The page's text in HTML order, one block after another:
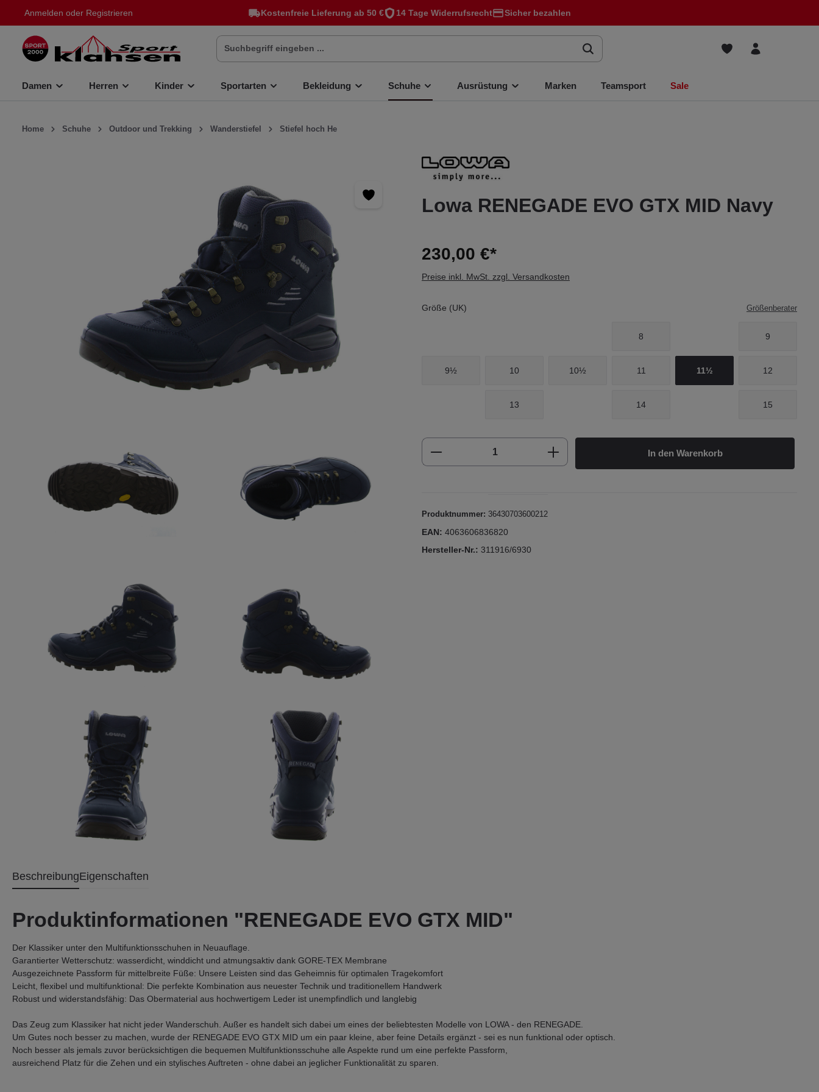
springen Kostenfreie Lieferung ab 50 € 14 Tage Widerrufsrecht Sicher bezahlen
Anmelden oder Registrieren
Damen Herren Kinder Sportarten Bekleidung Schuhe Ausrüstung Marken Teamsport Sale
Home Schuhe Outdoor und Trekking Wanderstiefel Stiefel hoch He
Lowa RENEGADE EVO GTX MID Navy
230,00 €*
Preise inkl. MwSt. zzgl. Versandkosten
Größe (UK) Größenberater
8 9
9½ 10 10½ 11 11½ 12
13 14 15
Produkt Anzahl: Gib den gewünschten Wert ein oder
In den Warenkorb
Produktnummer: 36430703600212
EAN: 4063606836820
Hersteller-Nr.: 311916/6930
BeschreibungEigenschaften
Produktinformationen "RENEGADE EVO GTX MID"
Der Klassiker unter den Multifunktionsschuhen in Neuauflage.
Garantierter Wetterschutz: wasserdicht, winddicht und atmungsaktiv dank GORE-TEX Membrane
Ausgezeichnete Passform für mittelbreite Füße: Unsere Leisten sind das Geheimnis für optimalen Tragekomfort
Leicht, flexibel und multifunktional: Die perfekte Kombination aus neuester Technik und traditionellem Handwerk
Robust und widerstandsfähig: Das Obermaterial aus hochwertigem Leder ist unempfindlich und langlebig
Das Zeug zum Klassiker hat nicht jeder Wanderschuh. Außer es handelt sich dabei um eines der beliebtesten Modelle von LOWA - den RENEGADE.
Um Gutes noch besser zu machen, wurde der RENEGADE EVO GTX MID um ein paar kleine, aber feine Details ergänzt - sei es nun funktional oder optisch.
Noch besser als jemals zuvor berücksichtigen die bequemen Multifunktionsschuhe alle Aspekte rund um eine perfekte Passform,
ausreichend Platz für die Zehen und ein stylisches Auftreten - ohne dabei an jeglicher Funktionalität zu sparen.